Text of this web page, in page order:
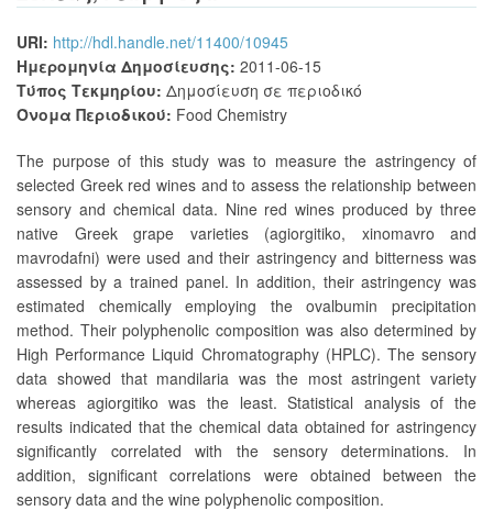
URI: http://hdl.handle.net/11400/10945
Ημερομηνία Δημοσίευσης: 2011-06-15
Τύπος Τεκμηρίου: Δημοσίευση σε περιοδικό
Όνομα Περιοδικού: Food Chemistry
The purpose of this study was to measure the astringency of
selected Greek red wines and to assess the relationship between
sensory and chemical data. Nine red wines produced by three
native Greek grape varieties (agiorgitiko, xinomavro and
mavrodafni) were used and their astringency and bitterness was
assessed by a trained panel. In addition, their astringency was
estimated chemically employing the ovalbumin precipitation
method. Their polyphenolic composition was also determined by
High Performance Liquid Chromatography (HPLC). The sensory
data showed that mandilaria was the most astringent variety
whereas agiorgitiko was the least. Statistical analysis of the
results indicated that the chemical data obtained for astringency
significantly correlated with the sensory determinations. In
addition, significant correlations were obtained between the
sensory data and the wine polyphenolic composition.